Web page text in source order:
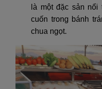
là một đặc sản
cuốn trong bánh
chua ngọt.